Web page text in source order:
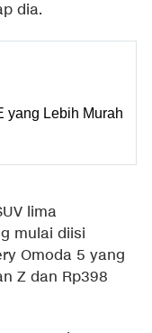
dia.
yang Lebih Murah
lima
mulai diisi
Omoda 5 yang
Z dan Rp398